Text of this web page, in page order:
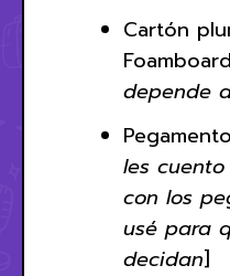
Cartón
depende
les
con los
usé para
decidan]